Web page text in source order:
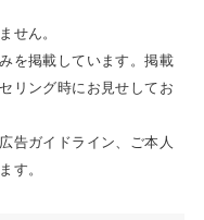
せん。
を掲載しています。掲載
リング時にお見せしてお
告ガイドライン、ご本人
す。